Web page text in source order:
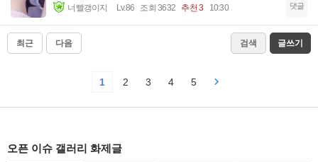
너빨갱이지 Lv.86 조회 3632 추천 3 10:30 댓글
최근 다음 검색 글쓰기
1 2 3 4 5
오픈 이슈 갤러리 화제글